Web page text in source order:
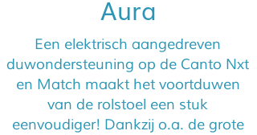
Aura
Een elektrisch aangedreven
duwondersteuning op de Canto Nxt
en Match maakt het voortduwen
van de rolstoel een stuk
eenvoudiger! Dankzij o.a. de grote